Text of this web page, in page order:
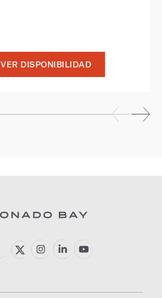
VER DISPONIBILIDAD